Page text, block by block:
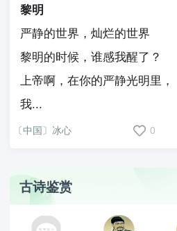
黎明
严静的世界，灿烂的世界
黎明的时候，谁感我醒了？
上帝啊，在你的严静光明里，
我...
〔中国〕冰心 0
古诗鉴赏